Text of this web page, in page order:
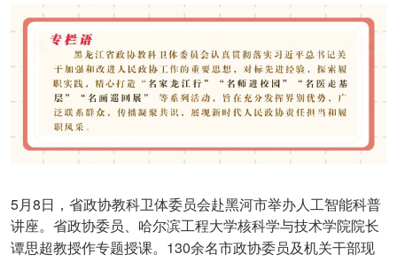
5月 8 日，省政协教科卫体委员会赴黑河市举办人工智能科普
讲座。省政协委员、哈尔滨工程大学核科学与技术学院院长
谭思超教授作专题授课。 130余名市政协委员及机关干部现